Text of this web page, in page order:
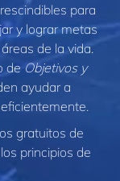
para
y lograr metas
de la vida.
de Objetivos y
ayudar a
gratuitos de
principios de